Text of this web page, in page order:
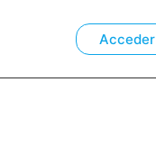
Acceder